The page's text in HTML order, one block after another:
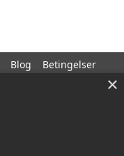
Blog Betingelser
×